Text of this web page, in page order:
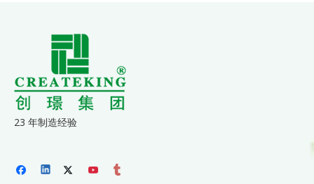
23 年制造经验